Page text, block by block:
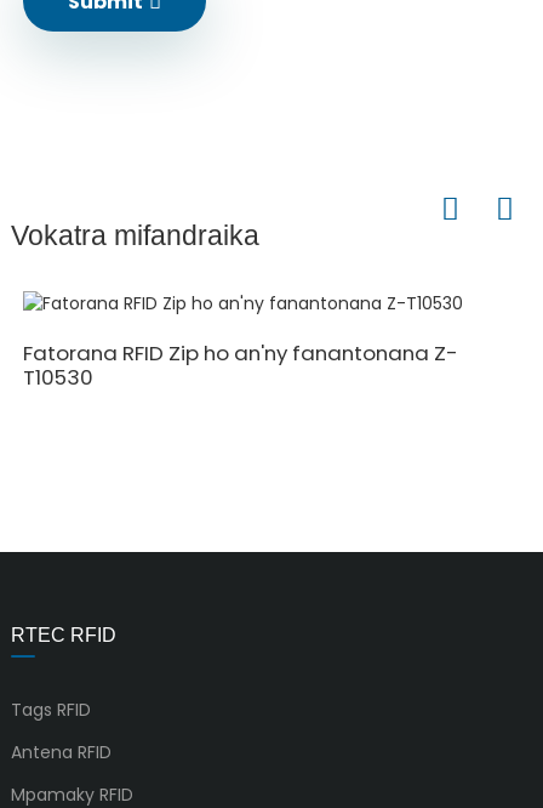
Vokatra mifandraika
Fatorana RFID Zip ho an'ny fanantonana Z-
T10530
RTEC RFID
Tags RFID
Antena RFID
Mpamaky RFID